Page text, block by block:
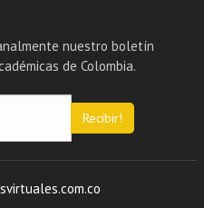
nuestro boletín
de Colombia.
Recibir!